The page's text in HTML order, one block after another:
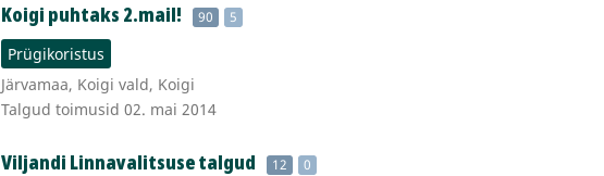
Koigi puhtaks 2.mail! 90 5
Prügikoristus
Järvamaa, Koigi vald, Koigi
Talgud toimusid 02. mai 2014
Viljandi Linnavalitsuse talgud 12 0